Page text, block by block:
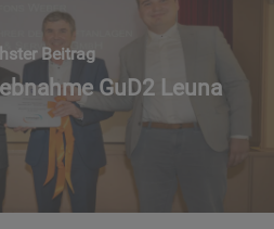
Beitrag
GuD2 Leuna